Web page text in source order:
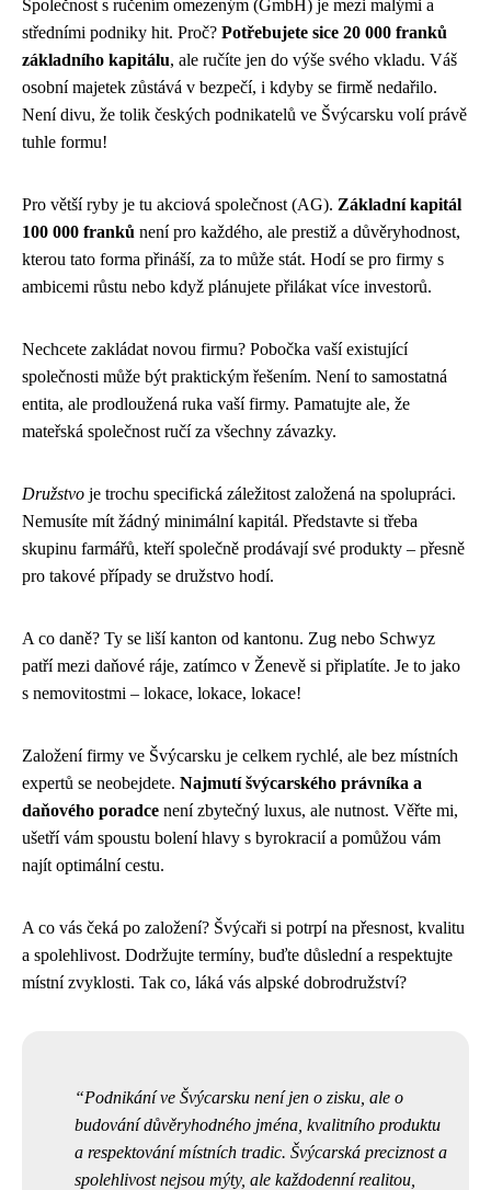
Společnost s ručením omezeným (GmbH) je mezi malými a
středními podniky hit. Proč? Potřebujete sice 20 000 franků
základního kapitálu, ale ručíte jen do výše svého vkladu. Váš
osobní majetek zůstává v bezpečí, i kdyby se firmě nedařilo.
Není divu, že tolik českých podnikatelů ve Švýcarsku volí právě
tuhle formu!
Pro větší ryby je tu akciová společnost (AG). Základní kapitál
100 000 franků není pro každého, ale prestiž a důvěryhodnost,
kterou tato forma přináší, za to může stát. Hodí se pro firmy s
ambicemi růstu nebo když plánujete přilákat více investorů.
Nechcete zakládat novou firmu? Pobočka vaší existující
společnosti může být praktickým řešením. Není to samostatná
entita, ale prodloužená ruka vaší firmy. Pamatujte ale, že
mateřská společnost ručí za všechny závazky.
Družstvo je trochu specifická záležitost založená na spolupráci.
Nemusíte mít žádný minimální kapitál. Představte si třeba
skupinu farmářů, kteří společně prodávají své produkty – přesně
pro takové případy se družstvo hodí.
A co daně? Ty se liší kanton od kantonu. Zug nebo Schwyz
patří mezi daňové ráje, zatímco v Ženevě si připlatíte. Je to jako
s nemovitostmi – lokace, lokace, lokace!
Založení firmy ve Švýcarsku je celkem rychlé, ale bez místních
expertů se neobejdete. Najmutí švýcarského právníka a
daňového poradce není zbytečný luxus, ale nutnost. Věřte mi,
ušetří vám spoustu bolení hlavy s byrokracií a pomůžou vám
najít optimální cestu.
A co vás čeká po založení? Švýcaři si potrpí na přesnost, kvalitu
a spolehlivost. Dodržujte termíny, buďte důslední a respektujte
místní zvyklosti. Tak co, láká vás alpské dobrodružství?
Podnikání ve Švýcarsku není jen o zisku, ale o
budování důvěryhodného jména, kvalitního produktu
a respektování místních tradic. Švýcarská preciznost a
spolehlivost nejsou mýty, ale každodenní realitou,